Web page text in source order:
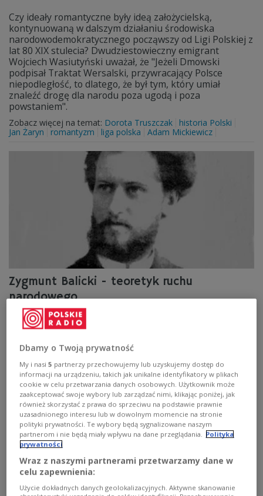
Czy ideały romantyczne były ideą założycielską,
kontynuowaną w dalszym działaniu środowiska
narodowodemokratycznego począwszy od Ligi Polskiej z
lat 80 XIX stulecia? Dwudziestowieczny emigrant
Wojciech Wasiutyński uważał, że "Jeżeli Dmowski
podpisał Traktat Wersalski, przywracający Polsce
niepodległość, to dlatego, że był tym, który umiał
znaleźć drogę dla narodu poza ugodą i poza
powstaniem".
Zobacz więcej na temat: Dorota Truszczak
historia Polski
Jan Żaryn
romantyzm liga polska Adam Mickiewicz
Zygmunt Balicki - teoretyk ruchu
narodowego
30 grudnia 1858 roku urodził się Zygmunt Balicki,
publicysta, socjolog, działacz ruchu narodowego.
Zobacz więcej na temat:HISTORIA
Dbamy o Twoją prywatność
My i nasi5 partnerzy przechowujemy lub uzyskujemy dostęp do
informacji na urządzeniu, takich jak unikalne identyfikatory w plikach
cookie w celu przetwarzania danych osobowych. Użytkownik może
zaakceptować swoje wybory lub zarządzać nimi, klikając poniżej, jak
również skorzystać z prawa do sprzeciwu na podstawie prawnie
uzasadnionego interesu lub w dowolnym momencie na stronie
polityki prywatności. Te wybory będą sygnalizowane naszym
partnerom i nie będą miały wpływu na dane przeglądania.
Polityka
prywatności
Wraz z naszymi partnerami przetwarzamy dane w
celu zapewnienia:
Użycie dokładnych danych geolokalizacyjnych. Aktywne skanowanie